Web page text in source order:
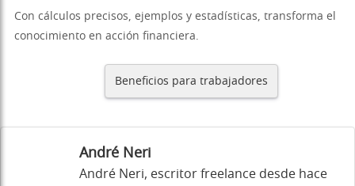
Con cálculos precisos, ejemplos y estadísticas, transforma el
conocimiento en acción financiera.
Beneficios para trabajadores
André Neri
André Neri, escritor freelance desde hace